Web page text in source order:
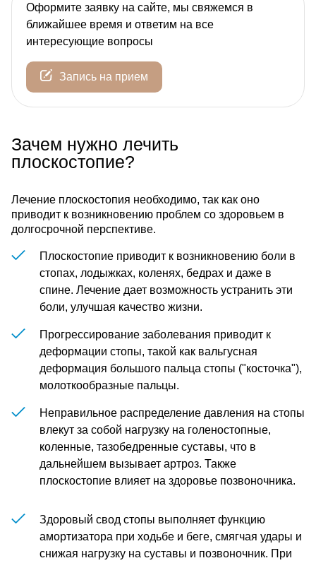
Оформите заявку на сайте, мы свяжемся в
ближайшее время и ответим на все
интересующие вопросы
Запись на прием
Зачем нужно лечить
плоскостопие?
Лечение плоскостопия необходимо, так как оно
приводит к возникновению проблем со здоровьем в
долгосрочной перспективе.
Плоскостопие приводит к возникновению боли в
стопах, лодыжках, коленях, бедрах и даже в
спине. Лечение дает возможность устранить эти
боли, улучшая качество жизни.
Прогрессирование заболевания приводит к
деформации стопы, такой как вальгусная
деформация большого пальца стопы ("косточка"),
молоткообразные пальцы.
Неправильное распределение давления на стопы
влекут за собой нагрузку на голеностопные,
коленные, тазобедренные суставы, что в
дальнейшем вызывает артроз. Также
плоскостопие влияет на здоровье позвоночника.
Здоровый свод стопы выполняет функцию
амортизатора при ходьбе и беге, смягчая удары и
снижая нагрузку на суставы и позвоночник. При